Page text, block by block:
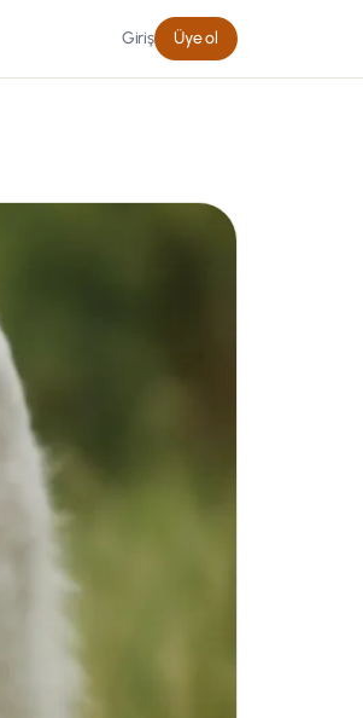
Giriş Üye ol